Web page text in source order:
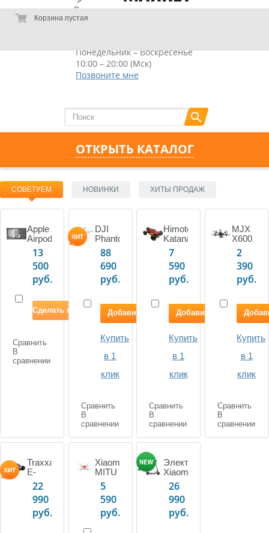
Корзина пустая
function() { BX.ajax.post(
components/bitrix/system.auth.form/ms_auth_v3_fp/ajax.php',
} } }); authPopup.show(); }
Понедельник – Воскресенье
10:00 – 20:00 (Мск)
Позвоните мне
ОТКРЫТЬ КАТАЛОГ
СОВЕТУЕМ НОВИНКИ ХИТЫ ПРОДАЖ
Apple
Airpods
белый
13
500
руб.
Сделать предзаказ
Сравнить
В
сравнении
DJI
Phantom
Advanced
88
690
руб.
Добавить в корзину
Купить
в 1
клик
Сравнить
В
сравнении
Himoto
Katana
7
590
руб.
Добавить в корзину
Купить
в 1
клик
Сравнить
В
сравнении
MJX
X600
2
390
руб.
Купить
в 1
клик
Сравнить
В
сравнении
Traxxas
E-
Revo
1/16
TQ
Fast
Charger
22
990
руб.
Xiaomi
MITU
Drone
720p
5
590
руб.
Электросамокат
Xiaomi
(MI)
Mijia
M365
Electric
Scooter
26
990
руб.